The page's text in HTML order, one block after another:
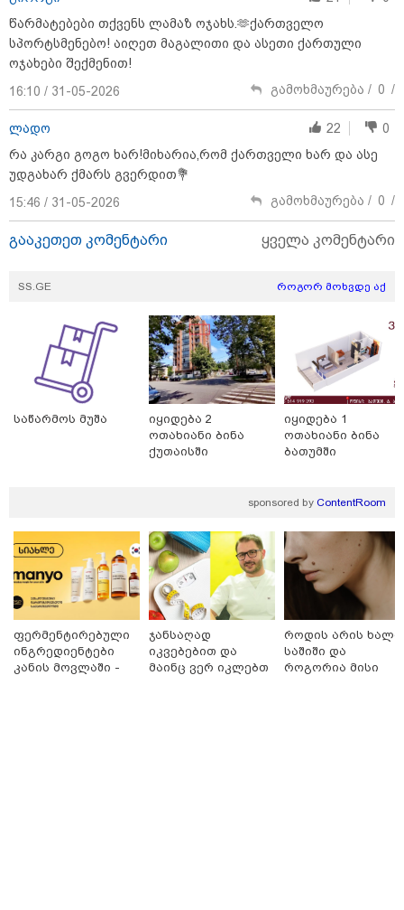
თბილისი - ჰერაკლიონი 1540.90
თბილისი - რომი 1364.80 ლარიდან
მნიშვნელოვანი ინფორმაცია
წარმატებები თქვენს ლამაზ ოჯახს.🫶ქართველო
სპორტსმენებო! აიღეთ მაგალითი და ასეთი ქართული
ოჯახები შექმენით!
16:10 / 31-05-2026
გამოხმაურება / 0 /
ლადო 22
0
რა კარგი გოგო ხარ!მიხარია,რომ ქართველი ხარ და ასე
უდგახარ ქმარს გვერდით💐
15:46 / 31-05-2026
გამოხმაურება / 0 /
გააკეთეთ კომენტარი ყველა კომენტარი
SS.GE როგორ მოხვდე აქ
საწარმოს მუშა
იყიდება 2
ოთახიანი ბინა
ქუთაისში
იყიდება 1
ოთახიანი ბინა
ბათუმში
sponsored by ContentRoom
ფერმენტირებული
ინგრედიენტები
კანის მოვლაში -
ჯანსაღად
იკვებებით და
მაინც ვერ იკლებთ
როდის არის ხალი
საშიში და
როგორია მისი